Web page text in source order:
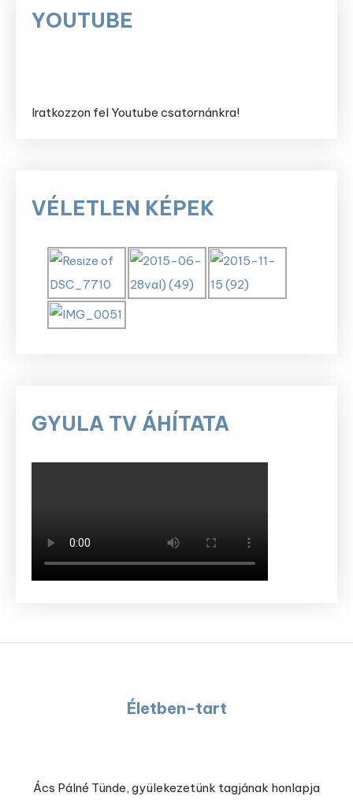
YOUTUBE
Iratkozzon fel Youtube csatornánkra!
VÉLETLEN KÉPEK
GYULA TV ÁHÍTATA
Életben-tart
Ács Pálné Tünde, gyülekezetünk tagjának honlapja